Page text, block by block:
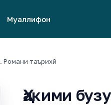
Муаллифон
Романи таърихӣ
Ҳакими